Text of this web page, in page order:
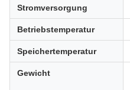
Stromversorgung
Betriebstemperatur
Speichertemperatur
Gewicht